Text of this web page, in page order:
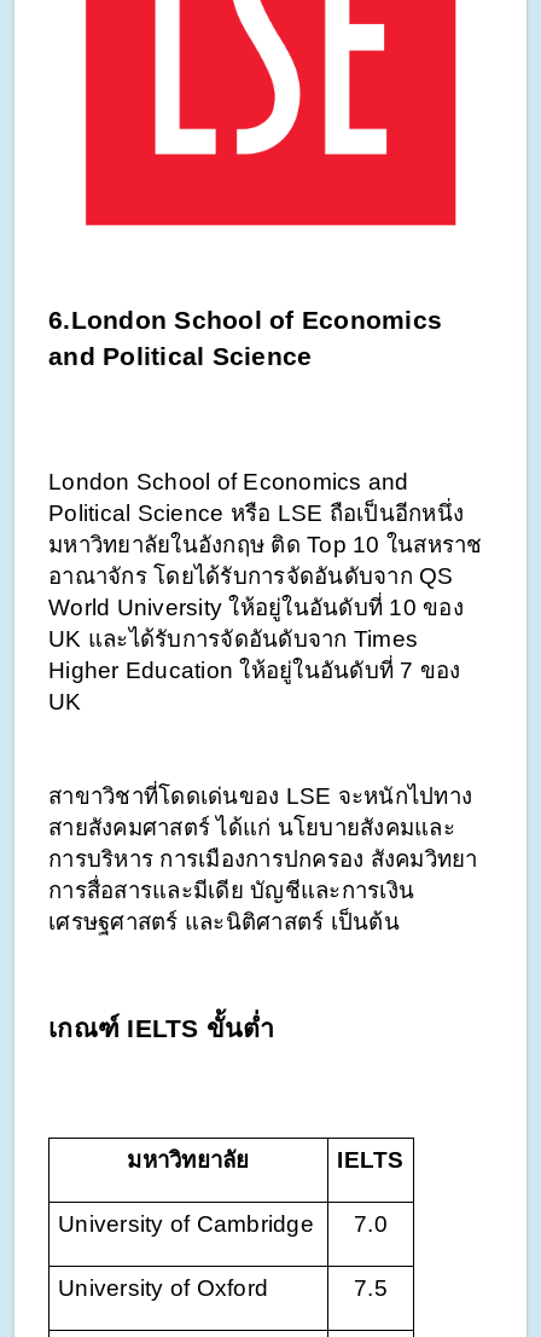
6.London School of Economics
and Political Science
London School of Economics and
Political Science หรือ LSE ถือเป็นอีกหนึ่ง
มหาวิทยาลัยในอังกฤษ ติด Top 10 ในสหราช
อาณาจักร โดยได้รับการจัดอันดับจาก QS
World University ให้อยู่ในอันดับที่ 10 ของ
UK และได้รับการจัดอันดับจาก Times
Higher Education ให้อยู่ในอันดับที่ 7 ของ
UK
สาขาวิชาที่โดดเด่นของ LSE จะหนักไปทาง
สายสังคมศาสตร์ ได้แก่ นโยบายสังคมและ
การบริหาร การเมืองการปกครอง สังคมวิทยา
การสื่อสารและมีเดีย บัญชีและการเงิน
เศรษฐศาสตร์ และนิติศาสตร์ เป็นต้น
เกณฑ์ IELTS ขั้นต่ำ
มหาวิทยาลัย IELTS
University of Cambridge 7.0
University of Oxford 7.5